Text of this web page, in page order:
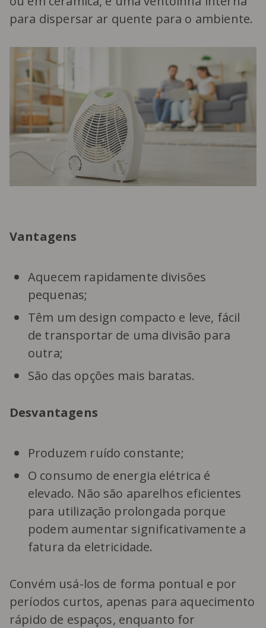
para dispersar ar quente para o ambiente.
Vantagens
Aquecem rapidamente divisões
pequenas;
Têm um design compacto e leve, fácil
de transportar de uma divisão para
outra;
São das opções mais baratas.
Desvantagens
Produzem ruído constante;
O consumo de energia elétrica é
elevado. Não são aparelhos eficientes
para utilização prolongada porque
podem aumentar significativamente a
fatura da eletricidade.
Convém usá-los de forma pontual e por
períodos curtos, apenas para aquecimento
rápido de espaços, enquanto for